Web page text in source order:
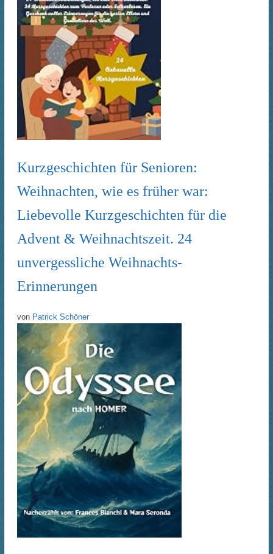
Kurzgeschichten für Senioren:
Weihnachten, wie es früher war:
Liebevolle Kurzgeschichten für die
Advent & Weihnachtszeit. 24
unvergessliche Weihnachts-
Erinnerungen
von Patrick Schöner